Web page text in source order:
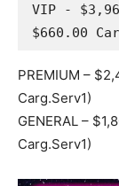
VIP -
$660.00
PREMIUM –
Carg.Serv1)
GENERAL –
Carg.Serv1)